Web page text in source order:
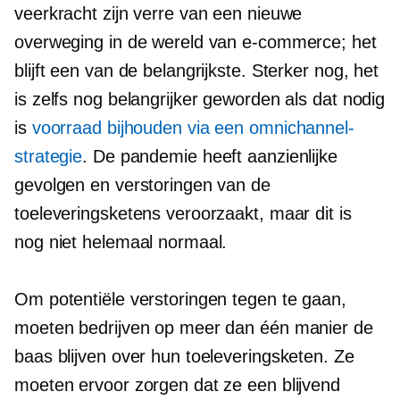
veerkracht zijn verre van een nieuwe
overweging in de wereld van e-commerce; het
blijft een van de belangrijkste. Sterker nog, het
is zelfs nog belangrijker geworden als dat nodig
is voorraad bijhouden via een omnichannel-
strategie. De pandemie heeft aanzienlijke
gevolgen en verstoringen van de
toeleveringsketens veroorzaakt, maar dit is
nog niet helemaal normaal.
Om potentiële verstoringen tegen te gaan,
moeten bedrijven op meer dan één manier de
baas blijven over hun toeleveringsketen. Ze
moeten ervoor zorgen dat ze een blijvend